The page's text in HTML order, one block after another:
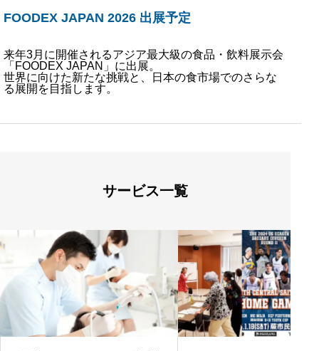
FOODEX JAPAN 2026 出展予定
来年3月に開催されるアジア最大級の食品・飲料展示会
「FOODEX JAPAN」に出展。
世界に向けた新たな挑戦と、日本の食市場でのさらな
る展開を目指します。
サービス一覧